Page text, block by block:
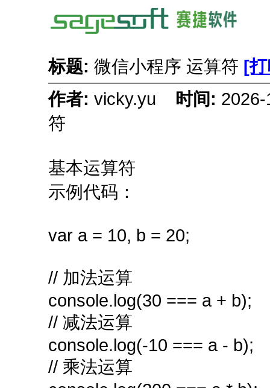
标题: 微信小程序 运算符 [
作者: vicky.yu 时间:
符
基本运算符
示例代码：
var a = 10, b = 20;
// 加法运算
console.log(30 === a + b);
// 减法运算
console.log(-10 === a - b);
// 乘法运算